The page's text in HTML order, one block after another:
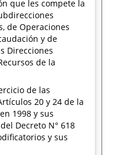
que les compete la
de Operaciones
y de
Direcciones
de la
de las
20 y 24 de la
1998 y sus
Decreto N° 618
y sus